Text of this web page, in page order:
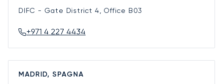
DIFC - Gate District 4, Office B03
+971 4 227 4434
MADRID, SPAGNA